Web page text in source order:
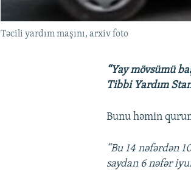
Təcili yardım maşını, arxiv foto
“Yay mövsümü
Tibbi Yardım
Bunu həmin
“Bu 14 nəfərdən
saydan 6 nəfər